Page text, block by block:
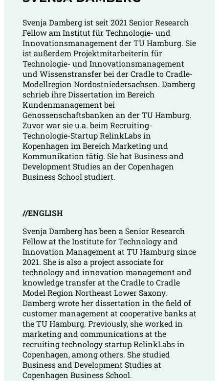
Svenja Damberg ist seit 2021 Senior Research
Fellow am Institut für Technologie- und
Innovationsmanagement der TU Hamburg. Sie
ist außerdem Projektmitarbeiterin für
Technologie- und Innovationsmanagement
und Wissenstransfer bei der Cradle to Cradle-
Modellregion Nordostniedersachsen. Damberg
schrieb ihre Dissertation im Bereich
Kundenmanagement bei
Genossenschaftsbanken an der TU Hamburg.
Zuvor war sie u.a. beim Recruiting-
Technologie-Startup RelinkLabs in
Kopenhagen im Bereich Marketing und
Kommunikation tätig. Sie hat Business and
Development Studies an der Copenhagen
Business School studiert.
//ENGLISH
Svenja Damberg has been a Senior Research
Fellow at the Institute for Technology and
Innovation Management at TU Hamburg since
2021. She is also a project associate for
technology and innovation management and
knowledge transfer at the Cradle to Cradle
Model Region Northeast Lower Saxony.
Damberg wrote her dissertation in the field of
customer management at cooperative banks at
the TU Hamburg. Previously, she worked in
marketing and communications at the
recruiting technology startup RelinkLabs in
Copenhagen, among others. She studied
Business and Development Studies at
Copenhagen Business School.